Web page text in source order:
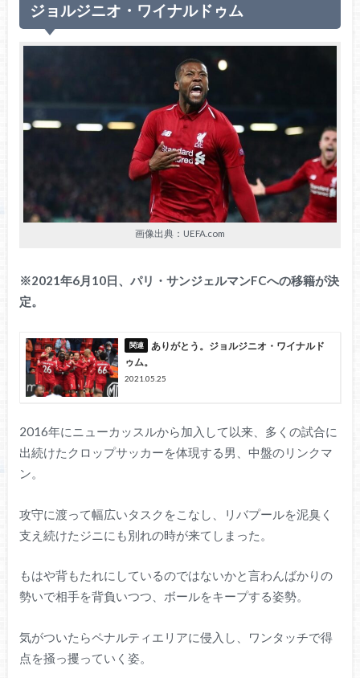
ジョルジニオ・ワイナルドゥム
画像出典：UEFA.com
※2021年6月10日、パリ・サンジェルマンFCへの移籍が決
定。
ありがとう。ジョルジニオ・ワイナルド
ゥム。
2021.05.25
2016年にニューカッスルから加入して以来、多くの試合に
出続けたクロップサッカーを体現する男、中盤のリンクマ
ン。
攻守に渡って幅広いタスクをこなし、リバプールを泥臭く
支え続けたジニにも別れの時が来てしまった。
もはや背もたれにしているのではないかと言わんばかりの
勢いで相手を背負いつつ、ボールをキープする姿勢。
気がついたらペナルティエリアに侵入し、ワンタッチで得
点を掻っ攫っていく姿。